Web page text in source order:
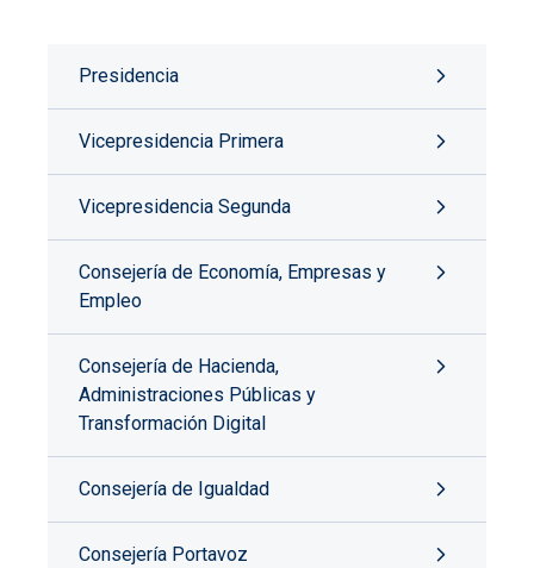
Presidencia
Vicepresidencia Primera
Vicepresidencia Segunda
Consejería de Economía, Empresas y
Empleo
Consejería de Hacienda,
Administraciones Públicas y
Transformación Digital
Consejería de Igualdad
Consejería Portavoz